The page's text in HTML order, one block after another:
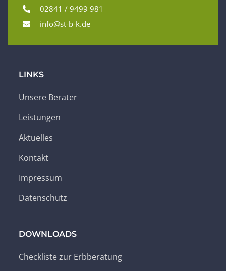
02841 / 9499 981
info@st-b-k.de
LINKS
Unsere Berater
Leistungen
Aktuelles
Kontakt
Impressum
Datenschutz
DOWNLOADS
Checkliste zur Erbberatung